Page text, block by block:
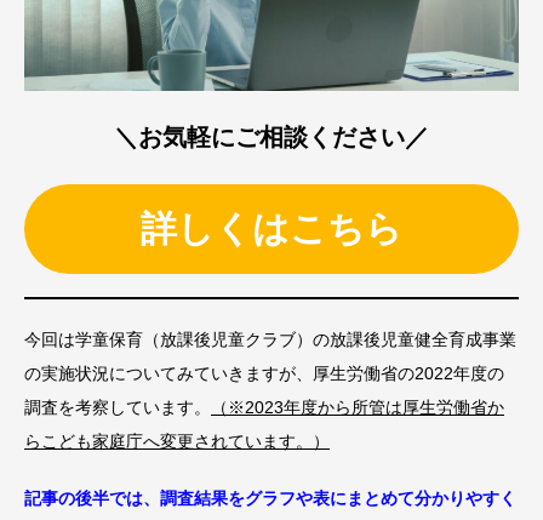
＼お気軽にご相談ください／
詳しくはこちら
今回は学童保育（放課後児童クラブ）の放課後児童健全育成事業
の実施状況についてみていきますが、厚生労働省の2022年度の
調査を考察しています。
（※2023年度から所管は厚生労働省か
らこども家庭庁へ変更されています。）
記事の後半では、調査結果をグラフや表にまとめて分かりやすく